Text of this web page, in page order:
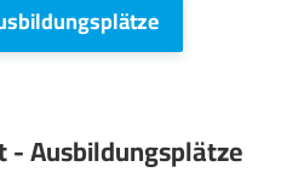
- Ausbildungsplätze